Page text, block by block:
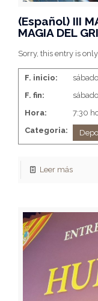
(Español) III
MAGIA DEL
Sorry, this entry is
F. inicio:
F. fin:
Hora:
7:30
Categoria:
Leer más